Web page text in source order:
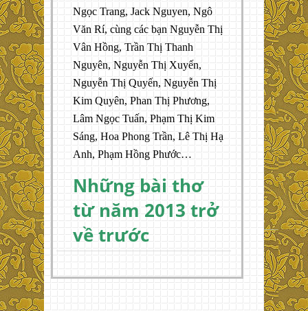
Ngọc Trang, Jack Nguyen, Ngô
Văn Rí, cùng các bạn Nguyễn Thị
Vân Hồng, Trần Thị Thanh
Nguyên, Nguyễn Thị Xuyến,
Nguyễn Thị Quyến, Nguyễn Thị
Kim Quyên, Phan Thị Phương,
Lâm Ngọc Tuấn, Phạm Thị Kim
Sáng, Hoa Phong Trần, Lê Thị Hạ
Anh, Phạm Hồng Phước…
Những bài thơ
từ năm 2013 trở
về trước